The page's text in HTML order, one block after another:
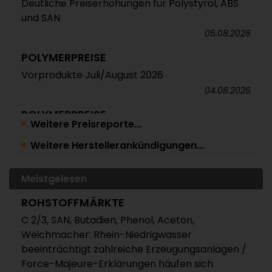
Deutliche Preiserhöhungen für Polystyrol, ABS
und SAN
05.08.2026
POLYMERPREISE
Vorprodukte Juli/August 2026
04.08.2026
POLYMERPREISE
Styrolkunststoffe Juli 2026: Absturz der SM-
Referenz zieht die Preise nach unten /
POLYMERPREISE
Technische Thermoplaste Juli 2026:
Überwiegend leichte Abschläge oder Rollover /
Extrem unterschiedliche Preisveränderungen
bei PC und PA 6 / Panel erwartet für August
Weitere Preisreporte...
Weitere Herstellerankündigungen...
Meistgelesen
ROHSTOFFMÄRKTE
C 2/3, SAN, Butadien, Phenol, Aceton,
Weichmacher: Rhein-Niedrigwasser
beeinträchtigt zahlreiche Erzeugungsanlagen /
Force-Majeure-Erklärungen häufen sich